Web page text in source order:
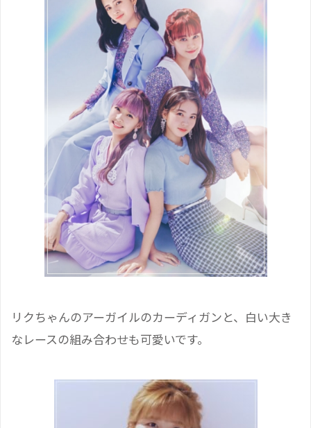
リクちゃんのアーガイルのカーディガンと、白い大き
なレースの組み合わせも可愛いです。